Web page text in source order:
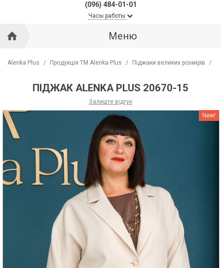
(096) 484-01-01
Часы работы
Меню
Alenka Plus / Продукція ТМ Alenka Plus / Піджаки великих розмірів /
ПІДЖАК ALENKA PLUS 20670-15
Залиште відгук
New!